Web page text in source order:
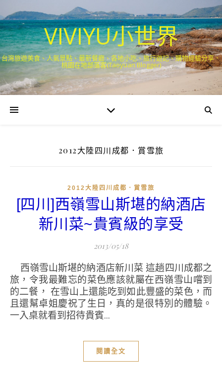
VIVIYU小世界
台灣旅遊美食、人氣景點、最新餐廳、各地小吃、旅行遊記、購物經驗分享．
桃園在地部落客(Taoyuan Blogger)
2012大陸四川成都．賞雪旅
2012大陸四川成都．賞雪旅
[四川]西嶺雪山斯堪的納酒店
新川菜~貴賓級的享受
2013/05/18
西嶺雪山斯堪的納酒店新川菜 這趟四川成都之
旅，令我最難忘的菜色應該就屬在西嶺雪山嚐到
的二餐， 在雪山上還能吃到如此豐盛的菜色，而
且還幫卓姐慶祝了生日，真的是很特別的體驗。
一入桌就看到招待貴賓...
閱讀全文